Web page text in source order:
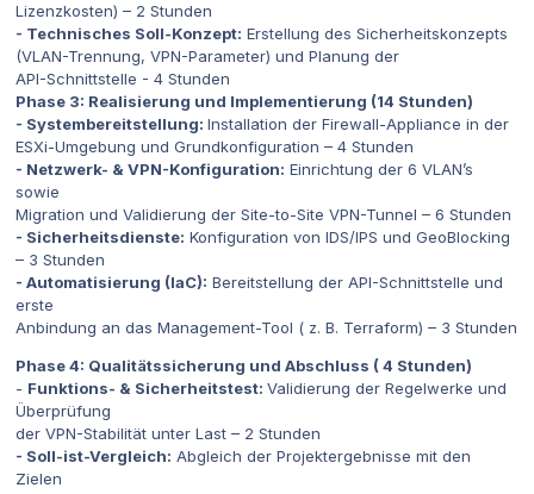
Lizenzkosten) – 2 Stunden
- Technisches Soll-Konzept: Erstellung des Sicherheitskonzepts
(VLAN-Trennung, VPN-Parameter) und Planung der
API-Schnittstelle - 4 Stunden
Phase 3: Realisierung und Implementierung (14 Stunden)
- Systembereitstellung: Installation der Firewall-Appliance in der
ESXi-Umgebung und Grundkonfiguration – 4 Stunden
- Netzwerk- & VPN-Konfiguration: Einrichtung der 6 VLAN’s
sowie
Migration und Validierung der Site-to-Site VPN-Tunnel – 6 Stunden
- Sicherheitsdienste: Konfiguration von IDS/IPS und GeoBlocking
– 3 Stunden
- Automatisierung (IaC): Bereitstellung der API-Schnittstelle und
erste
Anbindung an das Management-Tool ( z. B. Terraform) – 3 Stunden
Phase 4: Qualitätssicherung und Abschluss ( 4 Stunden)
- Funktions- & Sicherheitstest: Validierung der Regelwerke und
Überprüfung
der VPN-Stabilität unter Last – 2 Stunden
- Soll-ist-Vergleich: Abgleich der Projektergebnisse mit den
Zielen